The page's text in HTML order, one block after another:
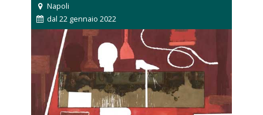
Napoli
dal 22 gennaio 2022